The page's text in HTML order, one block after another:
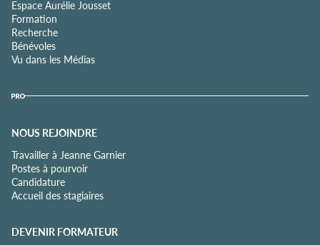
Espace Aurélie Jousset
Formation
Recherche
Bénévoles
Vu dans les Médias
NOUS REJOINDRE
Travailler à Jeanne Garnier
Postes à pourvoir
Candidature
Accueil des stagiaires
DEVENIR FORMATEUR